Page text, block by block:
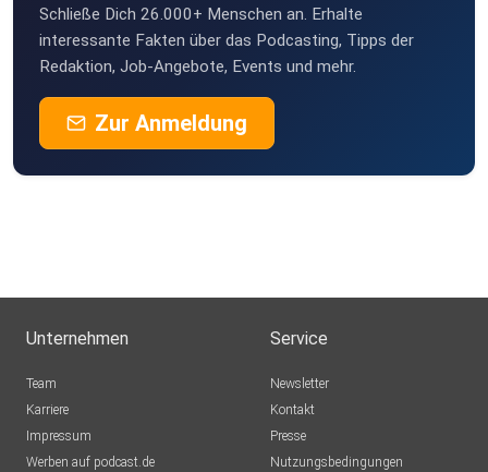
Schließe Dich 26.000+ Menschen an. Erhalte
interessante Fakten über das Podcasting, Tipps der
Redaktion, Job-Angebote, Events und mehr.
Zur Anmeldung
Unternehmen
Team
Karriere
Impressum
Werben auf podcast.de
Service
Newsletter
Kontakt
Presse
Nutzungsbedingungen